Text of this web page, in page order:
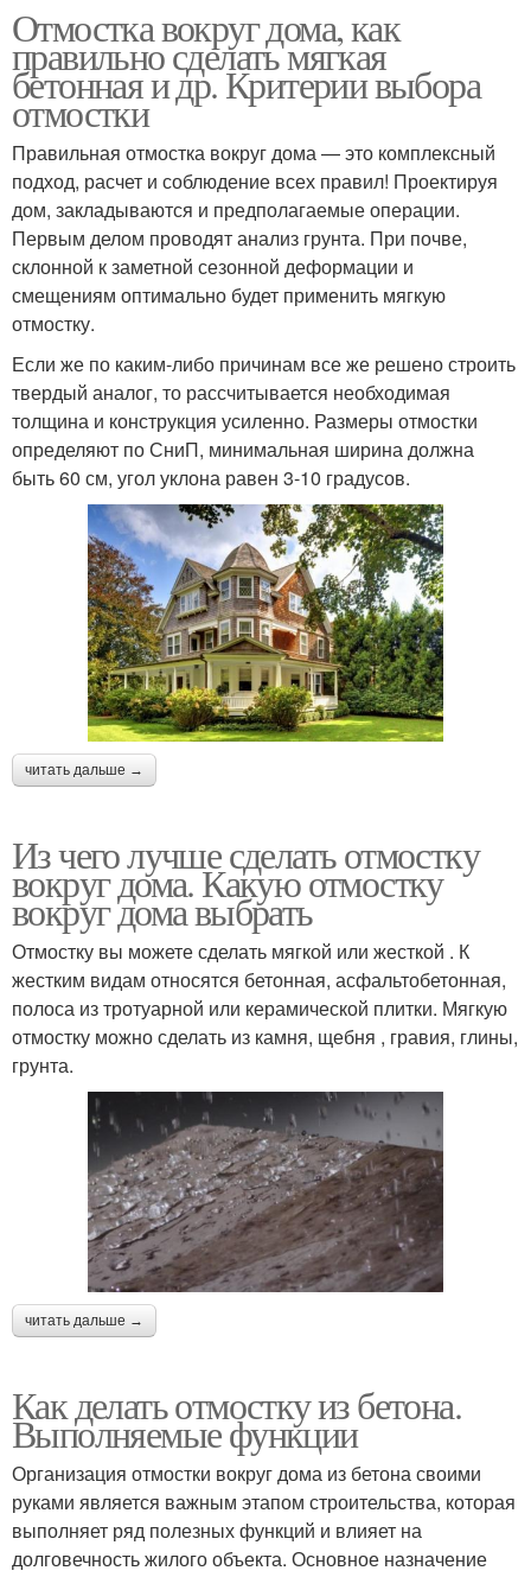
Отмостка вокруг дома, как
правильно сделать мягкая
бетонная и др. Критерии выбора
отмостки
Правильная отмостка вокруг дома — это комплексный
подход, расчет и соблюдение всех правил! Проектируя
дом, закладываются и предполагаемые операции.
Первым делом проводят анализ грунта. При почве,
склонной к заметной сезонной деформации и
смещениям оптимально будет применить мягкую
отмостку.
Если же по каким-либо причинам все же решено строить
твердый аналог, то рассчитывается необходимая
толщина и конструкция усиленно. Размеры отмостки
определяют по СниП, минимальная ширина должна
быть 60 см, угол уклона равен 3-10 градусов.
читать дальше →
Из чего лучше сделать отмостку
вокруг дома. Какую отмостку
вокруг дома выбрать
Отмостку вы можете сделать мягкой или жесткой . К
жестким видам относятся бетонная, асфальтобетонная,
полоса из тротуарной или керамической плитки. Мягкую
отмостку можно сделать из камня, щебня , гравия, глины,
грунта.
читать дальше →
Как делать отмостку из бетона.
Выполняемые функции
Организация отмостки вокруг дома из бетона своими
руками является важным этапом строительства, которая
выполняет ряд полезных функций и влияет на
долговечность жилого объекта. Основное назначение